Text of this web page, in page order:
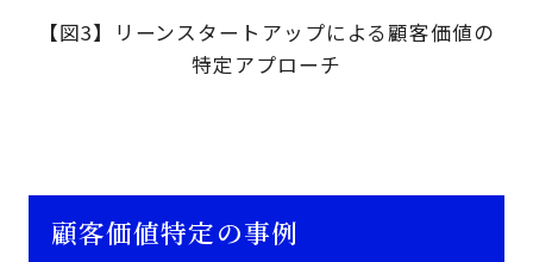
【図3】リーンスタートアップによる顧客価値の
特定アプローチ
顧客価値特定の事例